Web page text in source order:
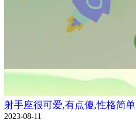
射手座很可爱,有点傻,性格简
2023-08-11